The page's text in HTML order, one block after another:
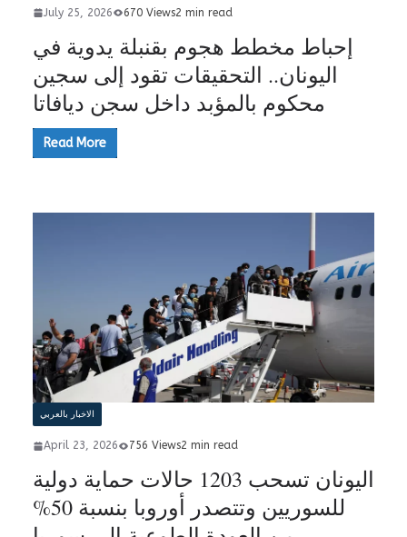
July 25, 2026 670 Views2 min read
إحباط مخطط هجوم بقنبلة يدوية في
اليونان.. التحقيقات تقود إلى سجين
محكوم بالمؤبد داخل سجن ديافاتا
Read More
الاخبار بالعربي
April 23, 2026 756 Views2 min read
اليونان تسحب 1203 حالات حماية دولية
للسوريين وتتصدر أوروبا بنسبة 50%